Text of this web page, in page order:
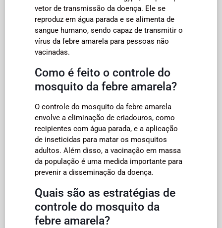
vetor de transmissão da doença. Ele se
reproduz em água parada e se alimenta de
sangue humano, sendo capaz de transmitir o
vírus da febre amarela para pessoas não
vacinadas.
Como é feito o controle do
mosquito da febre amarela?
O controle do mosquito da febre amarela
envolve a eliminação de criadouros, como
recipientes com água parada, e a aplicação
de inseticidas para matar os mosquitos
adultos. Além disso, a vacinação em massa
da população é uma medida importante para
prevenir a disseminação da doença.
Quais são as estratégias de
controle do mosquito da
febre amarela?